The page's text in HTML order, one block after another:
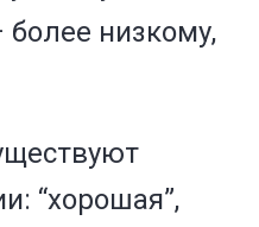
более низкому,
“хорошая”,